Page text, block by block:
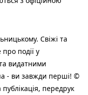
Свіжі та
події у
видатними
- ви завжди перші! ©
публiкацiя, передрук